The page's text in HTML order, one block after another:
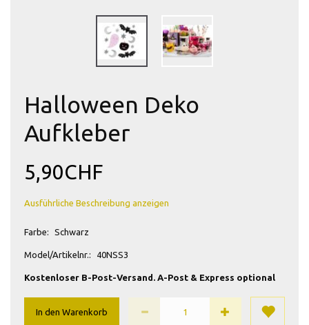
Halloween Deko
Aufkleber
5,90CHF
Ausführliche Beschreibung anzeigen
Farbe: Schwarz
Model/Artikelnr.: 40NSS3
Kostenloser B-Post-Versand. A-Post & Express optional
In den Warenkorb